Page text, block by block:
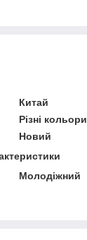
Китай
Різні кольори
Новий
Молодіжний